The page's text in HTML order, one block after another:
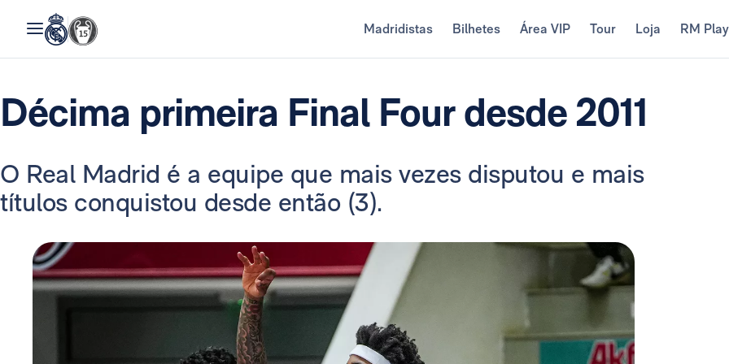
Madridistas Bilhetes Área VIP Tour Loja RM Play
Décima primeira Final Four desde 2011
O Real Madrid é a equipe que mais vezes disputou e mais
títulos conquistou desde então (3).